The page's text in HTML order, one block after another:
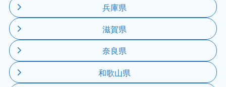
兵庫県
滋賀県
奈良県
和歌山県